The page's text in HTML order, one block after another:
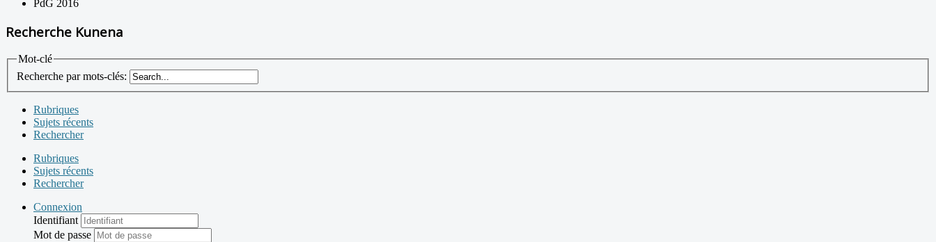
PdG 2016
Recherche Kunena
Mot-clé
Recherche par mots-clés:
Rubriques
Sujets récents
Rechercher
Rubriques
Sujets récents
Rechercher
Connexion
Identifiant
Mot de passe